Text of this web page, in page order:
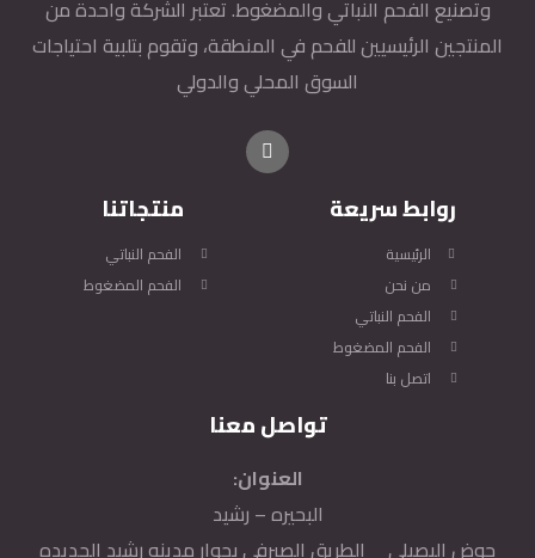
وتصنيع الفحم النباتي والمضغوط. تعتبر الشركة واحدة من
المنتجين الرئيسيين للفحم في المنطقة، وتقوم بتلبية احتياجات
السوق المحلي والدولي
روابط سريعة
الرئيسية
من نحن
الفحم النباتي
الفحم المضغوط
اتصل بنا
منتجاتنا
الفحم النباتي
الفحم المضغوط
تواصل معنا
العنوان:
البحيره – رشيد
حوض البصيلي _ الطريق الصيرفي بجوار مدينه رشيد الجديده